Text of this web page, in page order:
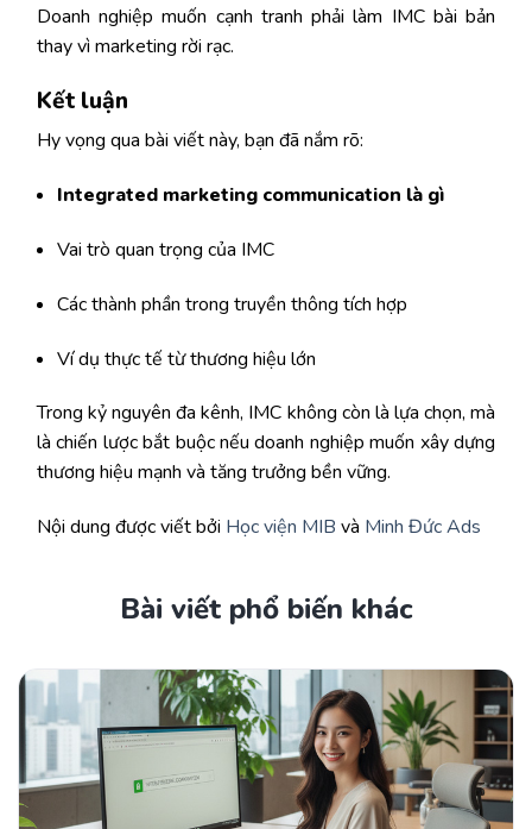
Doanh nghiệp muốn cạnh tranh phải làm IMC bài bản
thay vì marketing rời rạc.
Kết luận
Hy vọng qua bài viết này, bạn đã nắm rõ:
Integrated marketing communication là gì
Vai trò quan trọng của IMC
Các thành phần trong truyền thông tích hợp
Ví dụ thực tế từ thương hiệu lớn
Trong kỷ nguyên đa kênh, IMC không còn là lựa chọn, mà
là chiến lược bắt buộc nếu doanh nghiệp muốn xây dựng
thương hiệu mạnh và tăng trưởng bền vững.
Nội dung được viết bởi Học viện MIB và Minh Đức Ads
Bài viết phổ biến khác